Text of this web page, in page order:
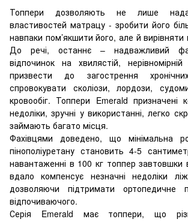
Топпери дозволяють не лише
властивостей матрацу - зробити його
навпаки пом’якшити його, але й
До речі, останнє – надважливий
відпочинок на хвилястій,
призвести до загострення
спровокувати сколіози, лордози,
кровообіг. Топпери Emerald призначені
недоліки, зручні у використанні, легко
займають багато місця.
Фахівцями доведено, що мінімальна
пінополіуретану становить 4-5
навантаженні в 100 кг топпер завтовшки
вдало компенсує незначні недоліки
дозволяючи підтримати ортопедичне
відпочиваючого.
Серія Emerald має топпери, що